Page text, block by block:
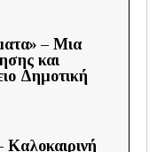
– Μια
και
Δημοτική
Καλοκαιρινή